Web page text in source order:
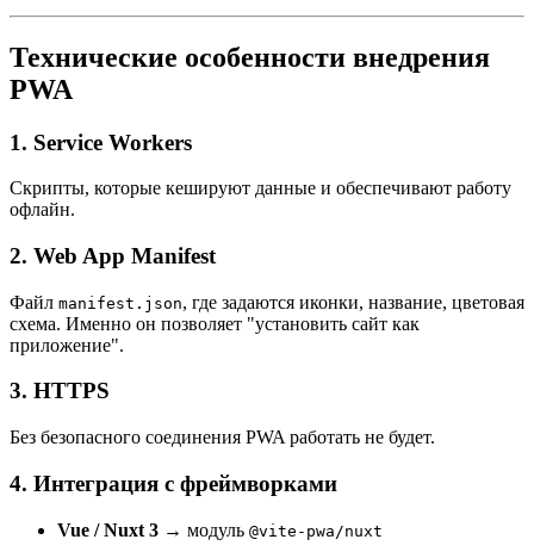
Технические особенности внедрения
PWA
1. Service Workers
Скрипты, которые кешируют данные и обеспечивают работу
офлайн.
2. Web App Manifest
Файл manifest.json, где задаются иконки, название, цветовая
схема. Именно он позволяет "установить сайт как
приложение".
3. HTTPS
Без безопасного соединения PWA работать не будет.
4. Интеграция с фреймворками
Vue / Nuxt 3 → модуль @vite-pwa/nuxt